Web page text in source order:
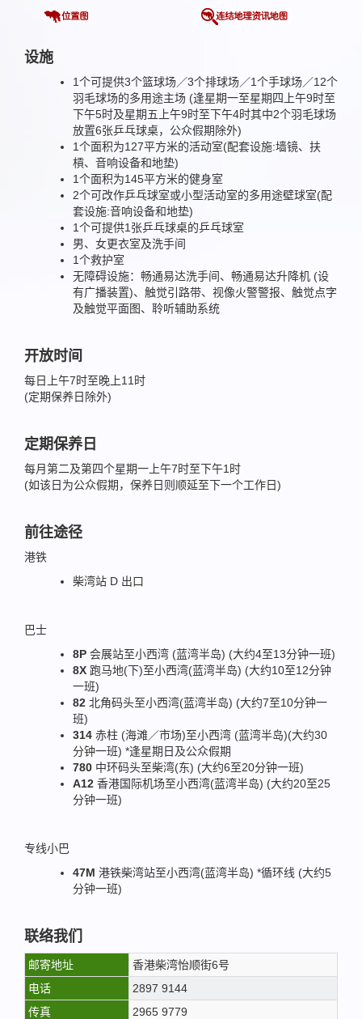
设施
1个可提供3个篮球场／3个排球场／1个手球场／12个
羽毛球场的多用途主场 (逢星期一至星期四上午9时至
下午5时及星期五上午9时至下午4时其中2个羽毛球场
放置6张乒乓球桌，公众假期除外)
1个面积为127平方米的活动室(配套设施:墙镜、扶
槓、音响设备和地垫)
1个面积为145平方米的健身室
2个可改作乒乓球室或小型活动室的多用途壁球室(配
套设施:音响设备和地垫)
1个可提供1张乒乓球桌的乒乓球室
男、女更衣室及洗手间
1个救护室
无障碍设施：畅通易达洗手间、畅通易达升降机 (设
有广播装置)、触觉引路带、视像火警警报、触觉点字
及触觉平面图、聆听辅助系统
开放时间
每日上午7时至晚上11时
(定期保养日除外)
定期保养日
每月第二及第四个星期一上午7时至下午1时
(如该日为公众假期，保养日则顺延至下一个工作日)
前往途径
港铁
柴湾站 D 出口
巴士
8P 会展站至小西湾 (蓝湾半岛) (大约4至13分钟一班)
8X 跑马地(下)至小西湾(蓝湾半岛) (大约10至12分钟
一班)
82 北角码头至小西湾(蓝湾半岛) (大约7至10分钟一
班)
314 赤柱 (海滩／市场)至小西湾 (蓝湾半岛)(大约30
分钟一班) *逢星期日及公众假期
780 中环码头至柴湾(东) (大约6至20分钟一班)
A12 香港国际机场至小西湾(蓝湾半岛) (大约20至25
分钟一班)
专线小巴
47M 港铁柴湾站至小西湾(蓝湾半岛) *循环线 (大约5
分钟一班)
联络我们
邮寄地址
香港柴湾怡顺街6号
电话
2897 9144
传真
2965 9779